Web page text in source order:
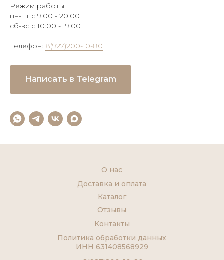
Режим работы:
пн-пт с 9:00 - 20:00
сб-вс с 10:00 - 19:00
Телефон: 8(927)200-10-80
Написать в Telegram
Контакты
Каталог
О нас
Доставка и оплата
Отзывы
Политика обработки данных
ИНН 631408568929